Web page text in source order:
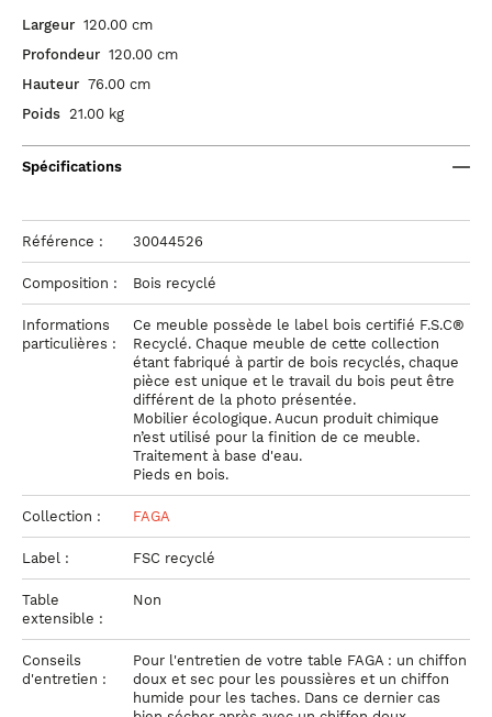
Largeur 120.00 cm
Profondeur 120.00 cm
Hauteur 76.00 cm
Poids 21.00 kg
Spécifications
Référence : 30044526
Composition : Bois recyclé
Informations
particulières :
Ce meuble possède le label bois certifié F.S.C®
Recyclé. Chaque meuble de cette collection
étant fabriqué à partir de bois recyclés, chaque
pièce est unique et le travail du bois peut être
différent de la photo présentée.
Mobilier écologique. Aucun produit chimique
n’est utilisé pour la finition de ce meuble.
Traitement à base d'eau.
Pieds en bois.
Collection : FAGA
Label : FSC recyclé
Table
extensible :
Non
Conseils
d'entretien :
Pour l'entretien de votre table FAGA : un chiffon
doux et sec pour les poussières et un chiffon
humide pour les taches. Dans ce dernier cas